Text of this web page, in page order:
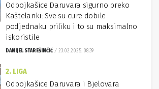
Odbojkašice Daruvara sigurno preko
Kaštelanki: Sve su cure dobile
podjednaku priliku i to su maksimalno
iskoristile
DANIJEL STAREŠINČIĆ 23.02.2025. 08:39
2. LIGA
Odbojkašice Daruvara i Bjelovara